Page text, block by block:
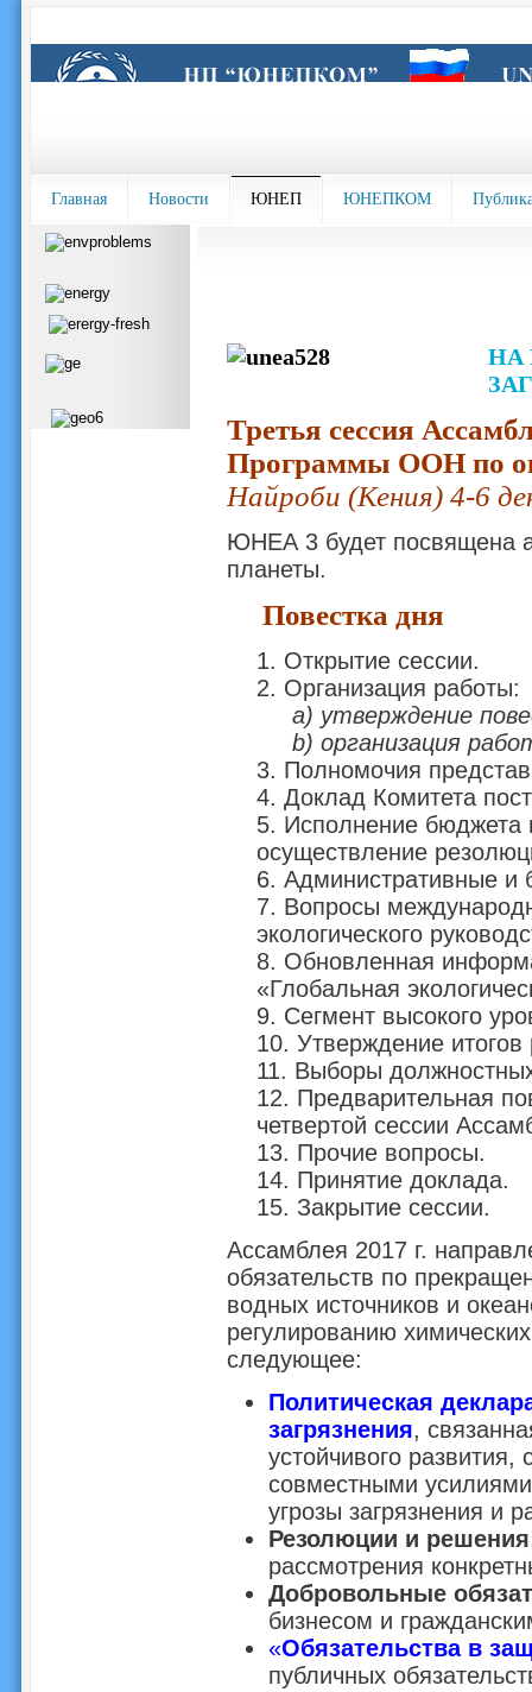
Главная Новости ЮНЕП ЮНЕПКОМ
НА
Третья сессия
Программы ООН по
Найроби (Кения) 4-6
ЮНЕА 3 будет посвящена
планеты.
Повестка дня
1. Открытие сессии.
2. Организация работы:
a) утверждение
b) организация
3. Полномочия
4. Доклад Комитета
5. Исполнение
осуществление
6. Административные и
7. Вопросы
экологического
8. Обновленная
«Глобальная
9. Сегмент высокого
10. Утверждение итогов
11. Выборы
12. Предварительная
четвертой сессии
13. Прочие вопросы.
14. Принятие доклада.
15. Закрытие сессии.
Ассамблея 2017 г.
обязательств по
водных источников и
регулированию
следующее:
Политическая
загрязнения,
устойчивого развития,
совместными усилиями
угрозы загрязнения и
Резолюции и решения
рассмотрения
Добровольные
бизнесом и
«Обязательства в
публичных